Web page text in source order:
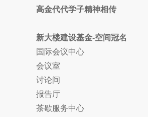
高金代代学子精神相传
新大楼建设基金-空间冠名
国际会议中心
会议室
讨论间
报告厅
茶歇服务中心